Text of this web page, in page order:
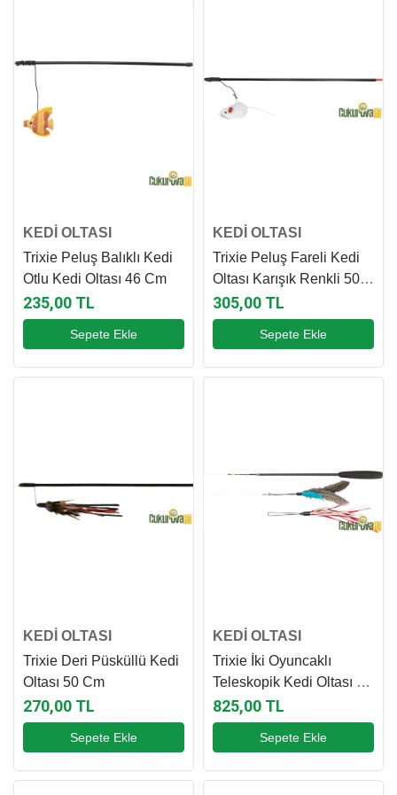
KEDİ OLTASI
Trixie Peluş Balıklı Kedi
Otlu Kedi Oltası 46 Cm
235,00 TL
Sepete Ekle
KEDİ OLTASI
Trixie Peluş Fareli Kedi
Oltası Karışık Renkli 50
Cm
305,00 TL
Sepete Ekle
KEDİ OLTASI
Trixie Deri Püsküllü Kedi
Oltası 50 Cm
270,00 TL
Sepete Ekle
KEDİ OLTASI
Trixie İki Oyuncaklı
Teleskopik Kedi Oltası 40
x 98 Cm
825,00 TL
Sepete Ekle